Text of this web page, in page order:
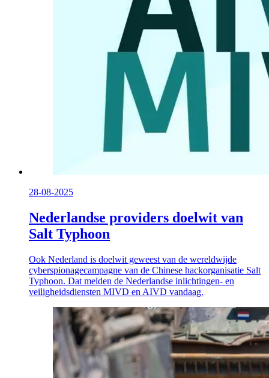
28-08-2025
Nederlandse providers doelwit van
Salt Typhoon
Ook Nederland is doelwit geweest van de wereldwijde
cyberspionagecampagne van de Chinese hackorganisatie Salt
Typhoon. Dat melden de Nederlandse inlichtingen- en
veiligheidsdiensten MIVD en AIVD vandaag.